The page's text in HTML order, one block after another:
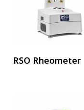
อ่านเพิ่ม
RSO Rheometer